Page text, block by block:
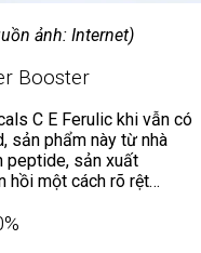
ảnh: Internet)
Booster
C E Ferulic khi vẫn có
sản phẩm này từ nhà
peptide, sản xuất
hồi một cách rõ rệt…